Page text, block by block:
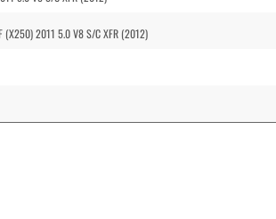
(X250) 2011 5.0 V8 S/C XFR (2012)